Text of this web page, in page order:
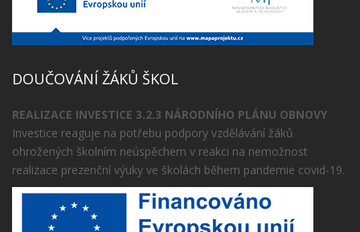
DOUČOVÁNÍ ŽÁKŮ ŠKOL
REALIZACE INVESTICE 3.2.3 NÁRODNÍHO PLÁNU OBNOVY
Investice reaguje na potřebu podpory vzdělávání žáků
ohrožených školním neúspěchem v reakci na nemožnost
realizace prezenční výuky ve školách během pandemie covid-19.